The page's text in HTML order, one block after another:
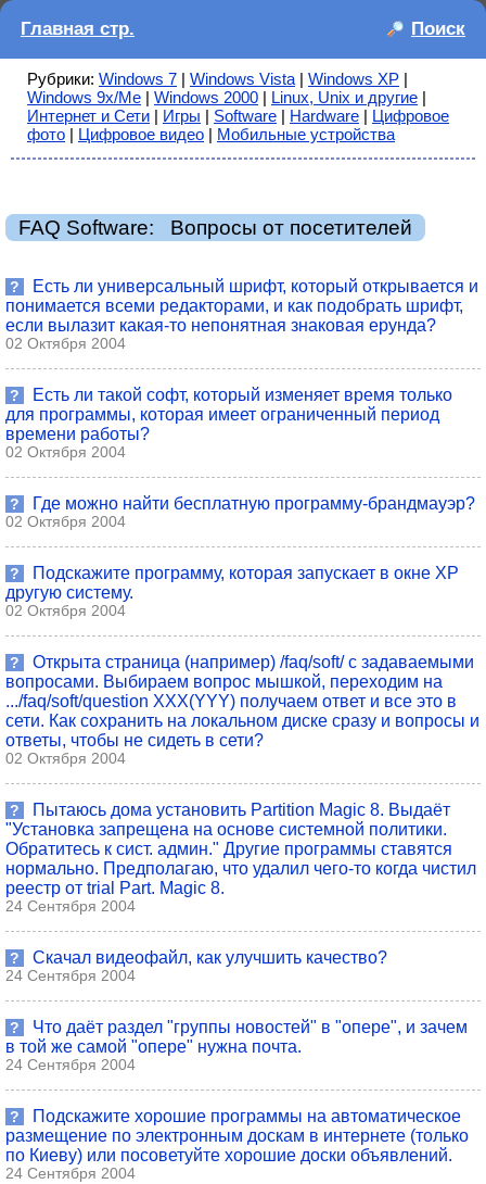
Главная стр. Поиск
Рубрики: Windows 7 | Windows Vista | Windows XP |
Windows 9x/Me | Windows 2000 | Linux, Unix и другие |
Интернет и Сети | Игры | Software | Hardware | Цифровое
фото | Цифровое видео | Мобильные устройства
FAQ Software: Вопросы от посетителей
?
Есть ли универсальный шрифт, который открывается и
понимается всеми редакторами, и как подобрать шрифт,
если вылазит какая-то непонятная знаковая ерунда?
02 Октября 2004
?
Есть ли такой софт, который изменяет время только
для программы, которая имеет ограниченный период
времени работы?
02 Октября 2004
? Где можно найти бесплатную программу-брандмауэр?
02 Октября 2004
?
Подскажите программу, которая запускает в окне ХР
другую систему.
02 Октября 2004
?
Открыта страница (например) /faq/soft/ с задаваемыми
вопросами. Выбираем вопрос мышкой, переходим на
.../faq/soft/question XXX(YYY) получаем ответ и все это в
сети. Как сохранить на локальном диске сразу и вопросы и
ответы, чтобы не сидеть в сети?
02 Октября 2004
?
Пытаюсь дома установить Partition Magic 8. Выдаёт
"Установка запрещена на основе системной политики.
Обратитесь к сист. админ." Другие программы ставятся
нормально. Предполагаю, что удалил чего-то когда чистил
реестр от trial Part. Magic 8.
24 Сентября 2004
? Скачал видеофайл, как улучшить качество?
24 Сентября 2004
?
Что даёт раздел "группы новостей" в "опере", и зачем
в той же самой "опере" нужна почта.
24 Сентября 2004
?
Подскажите хорошие программы на автоматическое
размещение по электронным доскам в интернете (только
по Киеву) или посоветуйте хорошие доски объявлений.
24 Сентября 2004